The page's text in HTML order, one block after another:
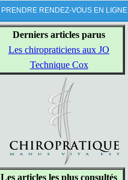
PRENDRE RENDEZ-VOUS EN LIGNE
Derniers articles parus
Les chiropraticiens aux JO
Technique Cox
Les articles les plus consultés